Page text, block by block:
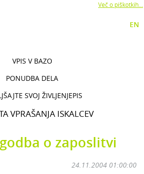
Več o piškotkih...
EN
VPIS V BAZO
PONUDBA DELA
SVOJ ŽIVLJENJEPIS
VPRAŠANJA ISKALCEV
o zaposlitvi
24.11.2004 01:00:00